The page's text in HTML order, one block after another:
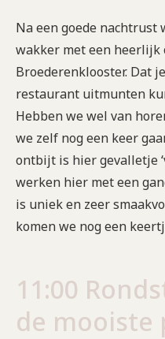
Na een goede nachtrust
wakker met een
Broederenklooster. Dat
restaurant uitmunten
Hebben we wel van
we zelf nog een keer
ontbijt is hier gevalletje
werken hier met een
is uniek en zeer
komen we nog een
11:00
de mooiste